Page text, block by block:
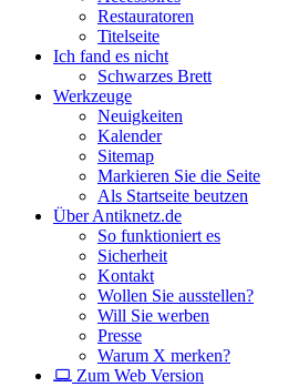
Restauratoren
Titelseite
Ich fand es nicht
Schwarzes Brett
Werkzeuge
Neuigkeiten
Kalender
Sitemap
Markieren Sie die Seite
Als Startseite beutzen
Über Antiknetz.de
So funktioniert es
Sicherheit
Kontakt
Wollen Sie ausstellen?
Will Sie werben
Presse
Warum X merken?
Zum Web Version